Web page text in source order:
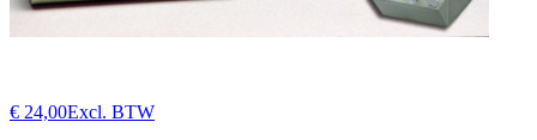
€ 24,00Excl. BTW